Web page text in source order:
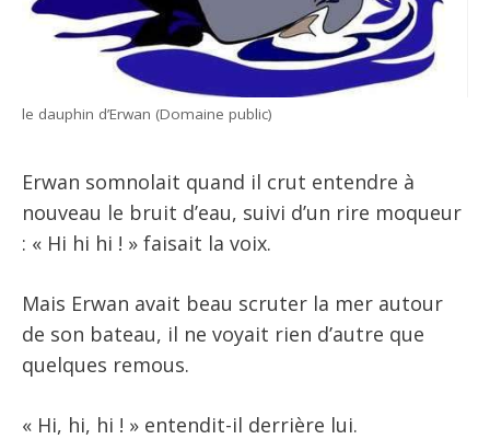
le dauphin d’Erwan (Domaine public)
Erwan somnolait quand il crut entendre à
nouveau le bruit d’eau, suivi d’un rire moqueur
: « Hi hi hi ! » faisait la voix.
Mais Erwan avait beau scruter la mer autour
de son bateau, il ne voyait rien d’autre que
quelques remous.
« Hi, hi, hi ! » entendit-il derrière lui.